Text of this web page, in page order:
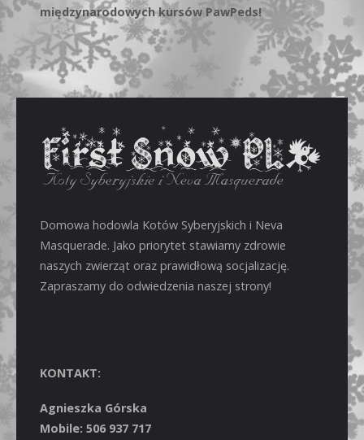
międzynarodowych kursów PawPeds!
Domowa hodowla Kotów Syberyjskich i Neva
Masquerade. Jako priorytet stawiamy zdrowie
naszych zwierząt oraz prawidłową socjalizację.
Zapraszamy do odwiedzenia naszej strony!
KONTAKT:
Agnieszka Górska
Mobile: 506 937 717